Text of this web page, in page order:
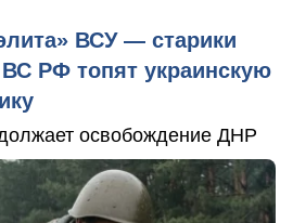
ВСУ — старики
ВС РФ топят украинскую
освобождение ДНР